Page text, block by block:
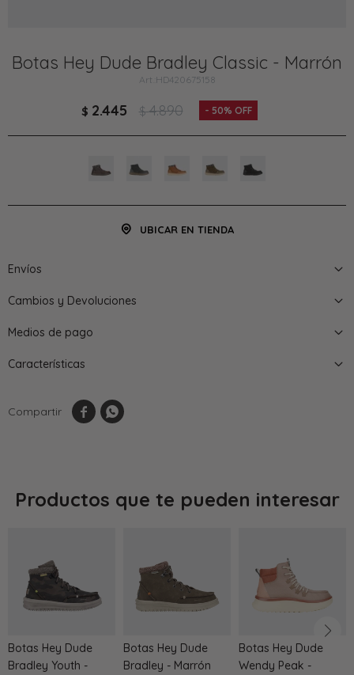
Botas Hey Dude Bradley Classic - Marrón
HD420675158
$ 2.445 $ 4.890 50
UBICAR EN TIENDA
Envíos
Cambios y Devoluciones
Medios de pago
Características
 
Productos que te pueden interesar
Botas Hey Dude
Bradley Youth -
Botas Hey Dude
Bradley - Marrón
Botas Hey Dude
Wendy Peak -